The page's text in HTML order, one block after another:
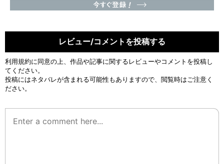
レビュー/コメントを投稿する
利用規約に同意の上、作品や記事に関するレビューやコメントを投稿し
てください。
投稿にはネタバレが含まれる可能性もありますので、閲覧時はご注意く
ださい。